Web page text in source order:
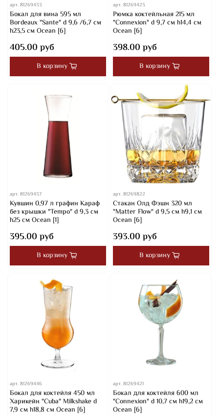
арт.81269433
Бокал для вина 595 мл
Bordeaux "Sante" d 9,6 /6,7 см
h23,5 см Ocean [6]
405.00 руб
В корзину
арт.81269423
Рюмка коктейльная 215 мл
"Connexion" d 9,7 см h14,4 см
Ocean [6]
398.00 руб
В корзину
арт.81269437
Кувшин 0,97 л графин Караф
без крышки "Tempo" d 9,3 см
h25 см Ocean [1]
395.00 руб
В корзину
арт.81269822
Стакан Олд Фэшн 320 мл
"Matter Flow" d 9,5 см h9,1 см
Ocean [6]
393.00 руб
В корзину
арт.81269446
Бокал для коктейля 450 мл
Харикейн "Cuba" Milkshake d
7,9 см h18,8 см Ocean [6]
арт.81269421
Бокал для коктейля 600 мл
"Connexion" d 10,7 см h19,2 см
Ocean [6]